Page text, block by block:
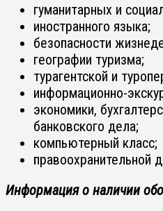
гуманитарных и
иностранного языка;
безопасности
географии туризма;
турагентской и
информационно-
экономики,
банковского дела;
компьютерный класс;
правоохранительной
Информация о наличии